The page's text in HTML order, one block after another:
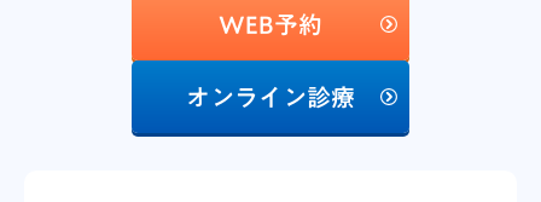
WEB予約
オンライン診療